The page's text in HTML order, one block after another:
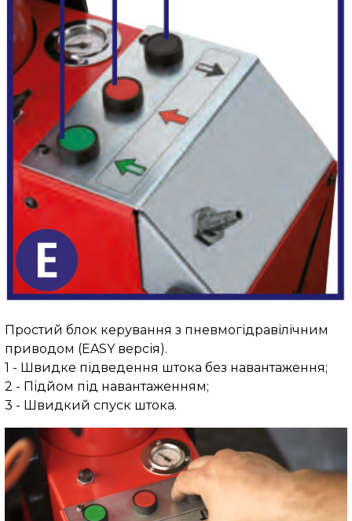
Простий блок керування з пневмогідравілічним
приводом (EASY версія).
1 - Швидке підведення штока без навантаження;
2 - Підйом під навантаженням;
3 - Швидкий спуск штока.